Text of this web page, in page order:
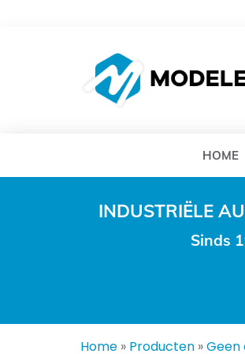
HOME
INDUSTRIËLE
Sinds
Home » Producten »